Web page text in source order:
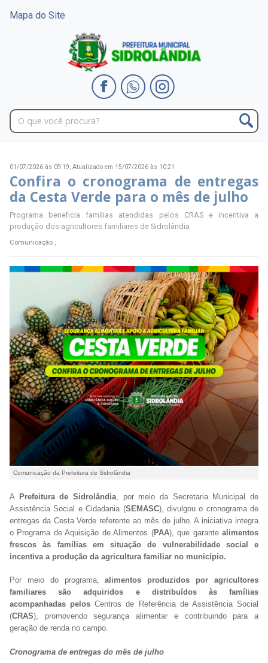
Mapa do Site
01/07/2026 às 09:19, Atualizado em 15/07/2026 às 10:21
Confira o cronograma de entregas
da Cesta Verde para o mês de julho
Programa beneficia famílias atendidas pelos CRAS e incentiva a
produção dos agricultores familiares de Sidrolândia
Comunicação ,
Comunicação da Prefeitura de Sidrolândia
A Prefeitura de Sidrolândia, por meio da Secretaria Municipal de
Assistência Social e Cidadania (SEMASC), divulgou o cronograma de
entregas da Cesta Verde referente ao mês de julho. A iniciativa integra
o Programa de Aquisição de Alimentos (PAA), que garantealimentos
frescos às famílias em situação de vulnerabilidade social e
incentiva a produção da agricultura familiar no município.
Por meio do programa,alimentos produzidos por agricultores
familiares são adquiridos e distribuídos às famílias
acompanhadas pelos Centros de Referência de Assistência Social
(CRAS), promovendo segurança alimentar e contribuindo para a
geração de renda no campo.
Cronograma de entregas do mês de julho